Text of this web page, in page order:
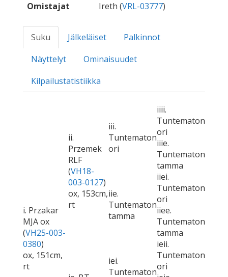
Omistajat
Ireth (VRL-03777)
Suku Jälkeläiset
Palkinnot
Näyttelyt
Ominaisuudet
Kilpailustatistiikka
i. Przakar
MJA ox
(VH25-003-
0380)
ox, 151cm,
rt
ii.
Przemek
RLF
(VH18-
003-0127)
ox, 153cm,
rt
iii.
Tuntematon
ori
iiii.
Tuntematon
ori
iiie.
Tuntematon
tamma
iie.
Tuntematon
tamma
iiei.
Tuntematon
ori
iiee.
Tuntematon
tamma
iei.
Tuntematon
ieii.
Tuntematon
ori